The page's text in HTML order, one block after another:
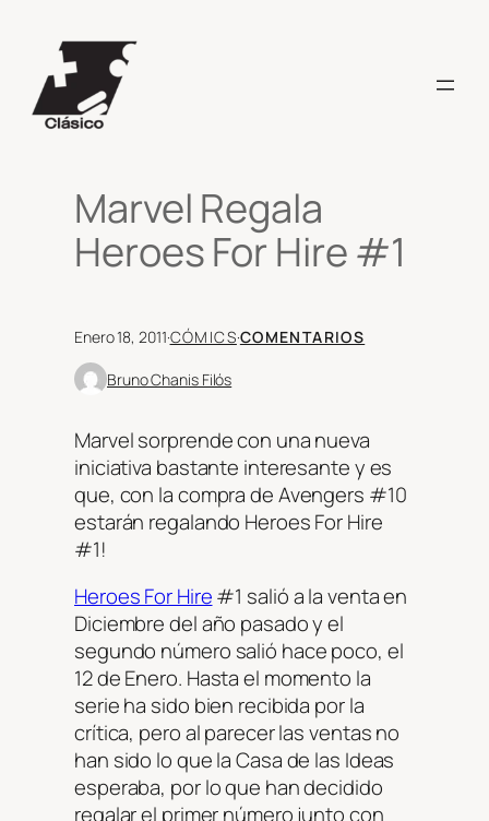
contenido
Marvel Regala
Heroes For Hire #1
Enero 18, 2011·CÓMICS·COMENTARIOS
Bruno Chanis Filós
Marvel sorprende con una nueva
iniciativa bastante interesante y es
que, con la compra de Avengers #10
estarán regalando Heroes For Hire
#1!
Heroes For Hire#1 salió a la venta en
Diciembre del año pasado y el
segundo número salió hace poco, el
12 de Enero. Hasta el momento la
serie ha sido bien recibida por la
crítica, pero al parecer las ventas no
han sido lo que la Casa de las Ideas
esperaba, por lo que han decidido
regalar el primer número junto con